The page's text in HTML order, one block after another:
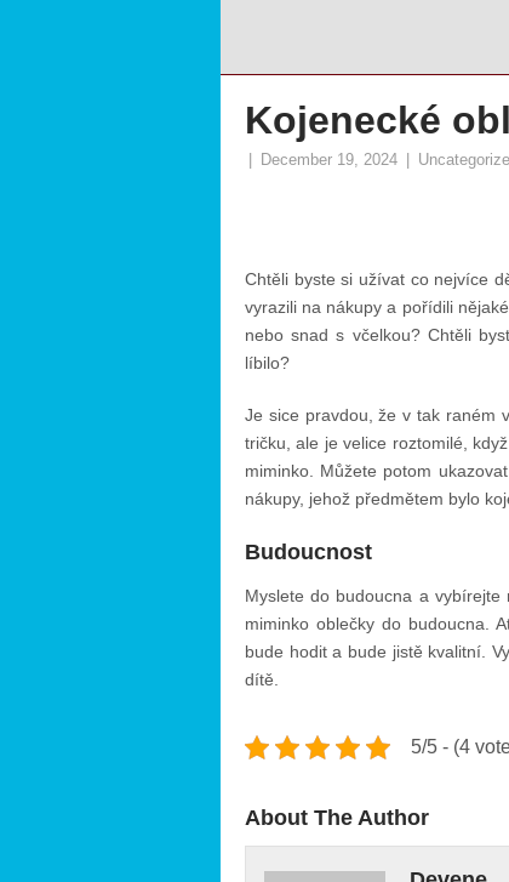
Kojenecké
December 19, 2024
Chtěli byste si užívat co nejvíce
vyrazili na nákupy a pořídili
nebo snad s včelkou? Chtěli
líbilo?
Je sice pravdou, že v tak raném
tričku, ale je velice roztomilé,
miminko. Můžete potom
nákupy, jehož předmětem bylo
Budoucnost
Myslete do budoucna a vybírejte
miminko oblečky do budoucna.
bude hodit a bude jistě kvalitní.
dítě.
5/5 - (4
About The Author